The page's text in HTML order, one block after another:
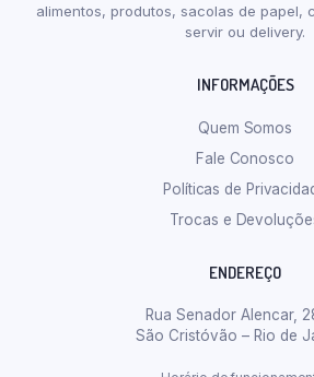
alimentos, produtos, sacolas de papel,
servir ou delivery.
INFORMAÇÕES
Quem Somos
Fale Conosco
Políticas de
Trocas e
ENDEREÇO
Rua Senador Alencar,
São Cristóvão – Rio de